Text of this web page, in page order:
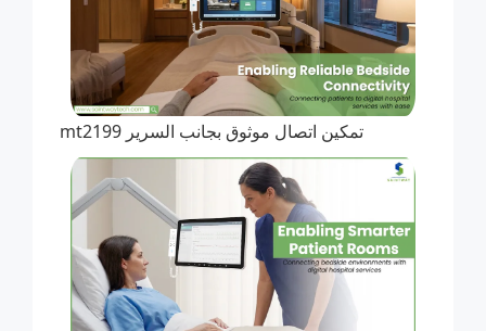
تمكين اتصال موثوق بجانب السرير mt2199